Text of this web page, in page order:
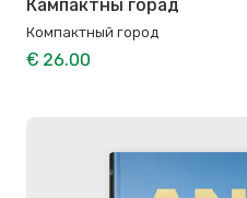
Кампактны горад
Компактный город
€ 26.00